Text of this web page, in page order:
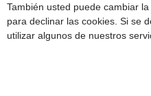
También usted puede cambiar
para declinar las cookies. Si se
utilizar algunos de nuestros